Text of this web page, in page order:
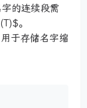
的连续段需
。
于存储名字缩